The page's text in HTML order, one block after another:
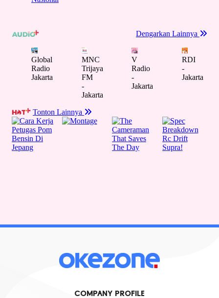
COMPANY PROFILE